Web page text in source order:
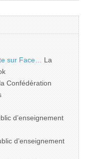
sur Face…
La
Confédération
d’enseignement
d’enseignement